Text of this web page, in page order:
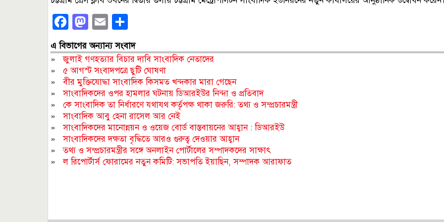
Facebook
Mastodon
Email
এ বিভাগের অন্যান্য সংবাদ
»জুলাই গণহত্যার বিচার দাবি সাংবাদিক নেতাদের
» ৫ আগস্ট সংবাদপত্রে ছুটি ঘোষণা
»বীর মুক্তিযোদ্ধা সাংবাদিক কিসমত খন্দকার মারা গেছেন
»সাংবাদিকদের ওপর হামলার ঘটনায় ডিআরইউর নিন্দা ও প্রতিবাদ
» কে সাংবাদিক তা নির্ধারণে যথাযথ কর্তৃপক্ষ থাকা জরুরি: তথ্য ও সম্প্রচারমন্ত্রী
»সাংবাদিক আবু হেনা রাসেল আর নেই
»সাংবাদিকদের মানোন্নয়ন ও ওয়েজ বোর্ড বাস্তবায়নের আহ্বান : ডিআরইউ
»সাংবাদিকদের দক্ষতা বৃদ্ধিতে আরও গুরুত্ব দেওয়ার আহ্বান
»তথ্য ও সম্প্রচারমন্ত্রীর সঙ্গে অনলাইন পোর্টালের সম্পাদকদের সাক্ষাৎ
»ল রিপোর্টার্স ফোরামের নতুন কমিটি: সভাপতি ইয়াছিন, সম্পাদক আরাফাত